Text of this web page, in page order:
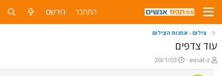
התחבר הירשם
צילום - אמנות הצילום
עוד צדפים
פ
ו
einat-z
פ
ו
20/1/03